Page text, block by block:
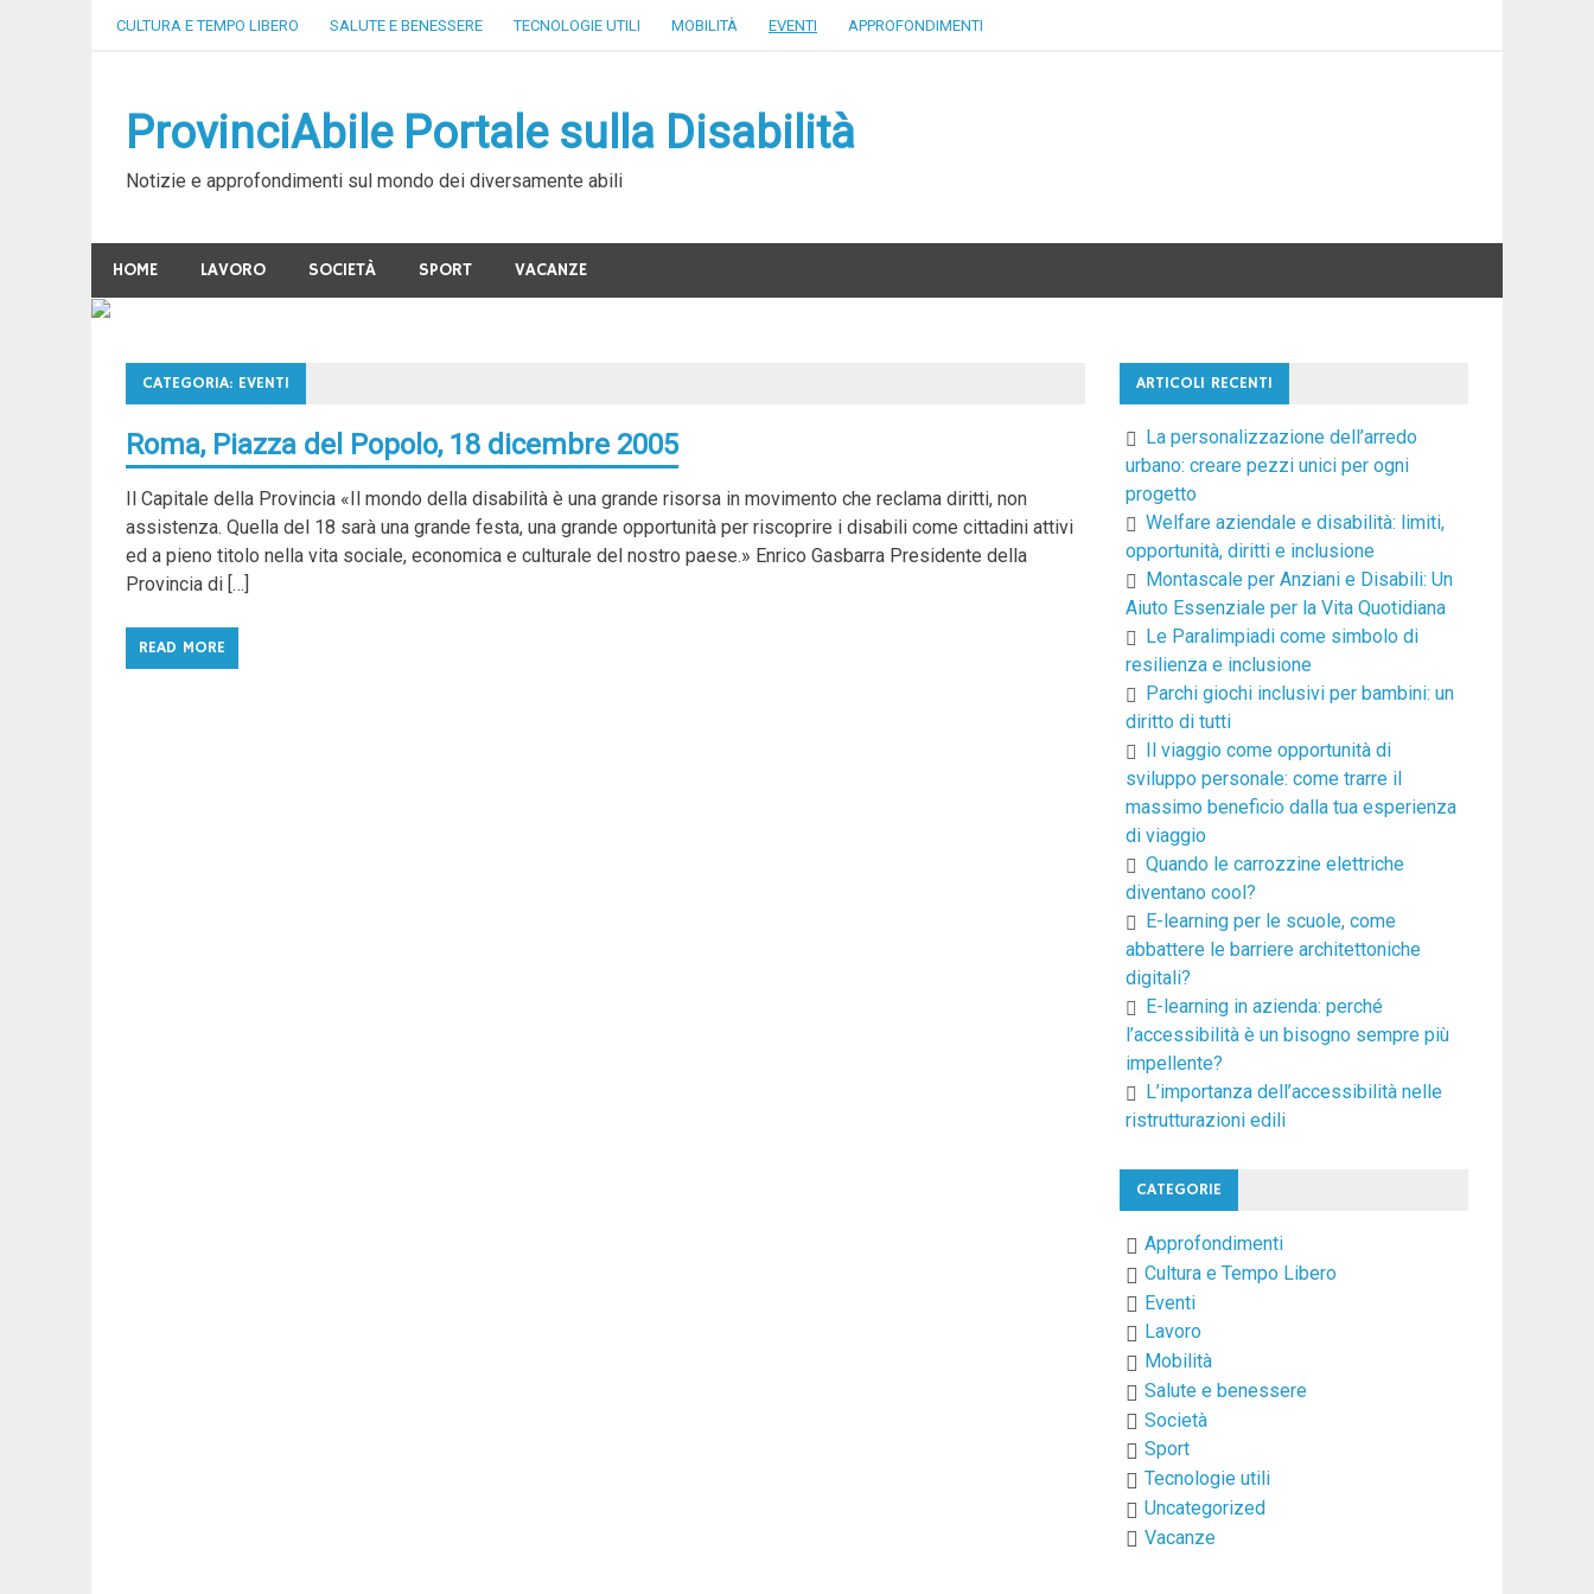
CULTURA E TEMPO LIBERO SALUTE E BENESSERE TECNOLOGIE UTILI MOBILITÀ EVENTI APPROFONDIMENTI
ProvinciAbile Portale sulla Disabilità
Notizie e approfondimenti sul mondo dei diversamente abili
HOME LAVORO SOCIETÀ SPORT VACANZE
CATEGORIA: EVENTI
Roma, Piazza del Popolo, 18 dicembre 2005
Il Capitale della Provincia «Il mondo della disabilità è una grande risorsa in movimento che reclama diritti, non
assistenza. Quella del 18 sarà una grande festa, una grande opportunità per riscoprire i disabili come cittadini attivi
ed a pieno titolo nella vita sociale, economica e culturale del nostro paese.» Enrico Gasbarra Presidente della
Provincia di […]
READ MORE
ARTICOLI RECENTI
La personalizzazione dell’arredo
urbano: creare pezzi unici per ogni
progetto
Welfare aziendale e disabilità: limiti,
opportunità, diritti e inclusione
Montascale per Anziani e Disabili: Un
Aiuto Essenziale per la Vita Quotidiana
Le Paralimpiadi come simbolo di
resilienza e inclusione
Parchi giochi inclusivi per bambini: un
diritto di tutti
Il viaggio come opportunità di
sviluppo personale: come trarre il
massimo beneficio dalla tua esperienza
di viaggio
Quando le carrozzine elettriche
diventano cool?
E-learning per le scuole, come
abbattere le barriere architettoniche
digitali?
E-learning in azienda: perché
l’accessibilità è un bisogno sempre più
impellente?
L’importanza dell’accessibilità nelle
ristrutturazioni edili
CATEGORIE
Approfondimenti
Cultura e Tempo Libero
Eventi
Lavoro
Mobilità
Salute e benessere
Società
Sport
Tecnologie utili
Uncategorized
Vacanze